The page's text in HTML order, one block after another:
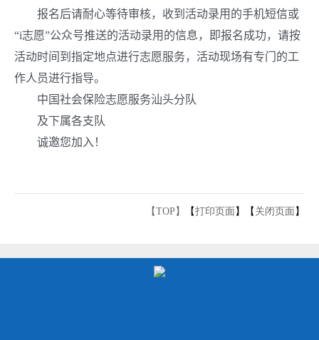
报名后请耐心等待审核，收到活动录用的手机短信或
“i志愿”公众号推送的活动录用的信息，即报名成功，请按
活动时间到指定地点进行志愿服务，活动现场有专门的工
作人员进行指导。
中国社会保险志愿服务汕头分队
及下属各支队
诚邀您加入！
【TOP】 【打印页面 】【 关闭页面 】